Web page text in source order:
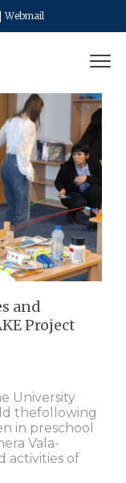
Webmail
and
Project
University
thefollowing
in preschool
Vala-
activities of